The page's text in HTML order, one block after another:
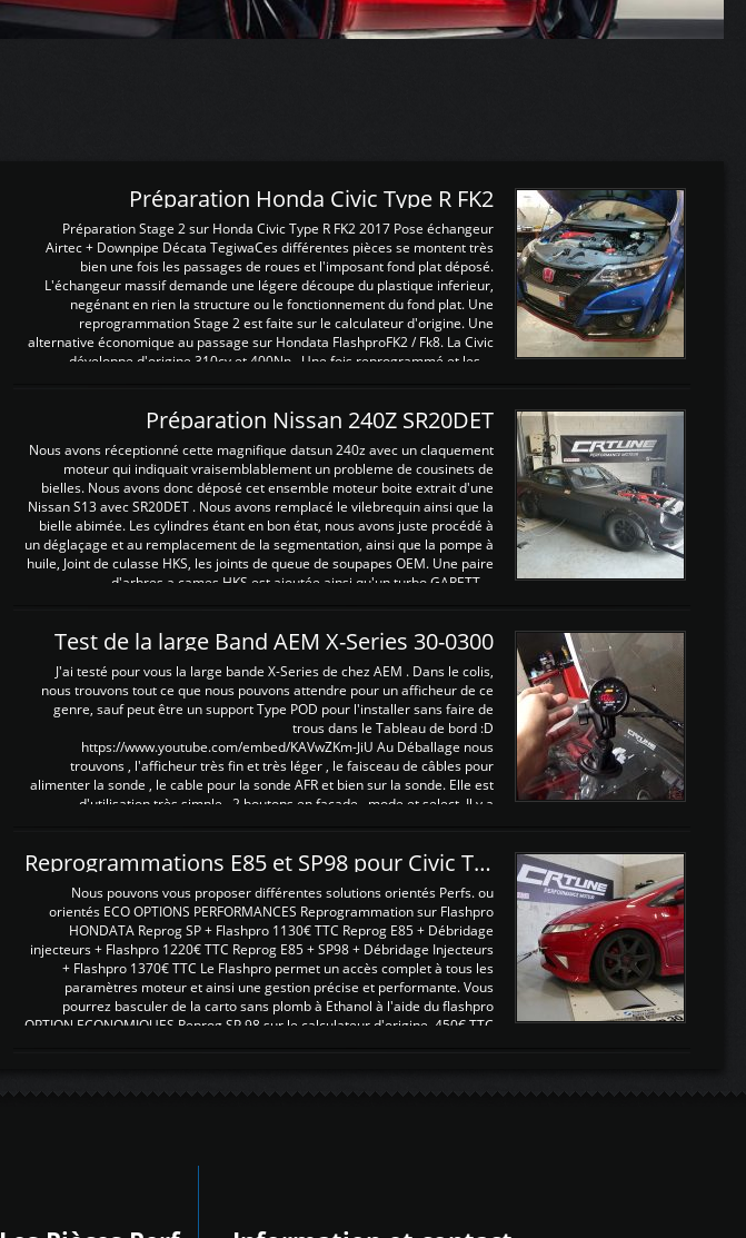
Préparation Honda Civic Type R FK2
Préparation Stage 2 sur Honda Civic Type R FK2 2017 Pose échangeur
Airtec + Downpipe Décata TegiwaCes différentes pièces se montent très
bien une fois les passages de roues et l'imposant fond plat déposé.
L'échangeur massif demande une légere découpe du plastique inferieur,
negénant en rien la structure ou le fonctionnement du fond plat. Une
reprogrammation Stage 2 est faite sur le calculateur d'origine. Une
alternative économique au passage sur Hondata FlashproFK2 / Fk8. La Civic
développe d'origine 310cv et 400Nn , Une fois reprogrammé et les ...
Préparation Nissan 240Z SR20DET
Nous avons réceptionné cette magnifique datsun 240z avec un claquement
moteur qui indiquait vraisemblablement un probleme de cousinets de
bielles. Nous avons donc déposé cet ensemble moteur boite extrait d'une
Nissan S13 avec SR20DET . Nous avons remplacé le vilebrequin ainsi que la
bielle abimée. Les cylindres étant en bon état, nous avons juste procédé à
un déglaçage et au remplacement de la segmentation, ainsi que la pompe à
huile, Joint de culasse HKS, les joints de queue de soupapes OEM. Une paire
d'arbres a cames HKS est ajoutée ainsi qu'un turbo GARETT ...
Test de la large Band AEM X-Series 30-0300
J'ai testé pour vous la large bande X-Series de chez AEM . Dans le colis,
nous trouvons tout ce que nous pouvons attendre pour un afficheur de ce
genre, sauf peut être un support Type POD pour l'installer sans faire de
trous dans le Tableau de bord :D
https://www.youtube.com/embed/KAVwZKm-JiU Au Déballage nous
trouvons , l'afficheur très fin et très léger , le faisceau de câbles pour
alimenter la sonde , le cable pour la sonde AFR et bien sur la sonde. Elle est
d'utilisation très simple , 2 boutons en façade , mode et select. Il y a
Reprogrammations E85 et SP98 pour Civic Type R FN2
Nous pouvons vous proposer différentes solutions orientés Perfs. ou
orientés ECO OPTIONS PERFORMANCES Reprogrammation sur Flashpro
HONDATA Reprog SP + Flashpro 1130€ TTC Reprog E85 + Débridage
injecteurs + Flashpro 1220€ TTC Reprog E85 + SP98 + Débridage Injecteurs
+ Flashpro 1370€ TTC Le Flashpro permet un accès complet à tous les
paramètres moteur et ainsi une gestion précise et performante. Vous
pourrez basculer de la carto sans plomb à Ethanol à l'aide du flashpro
OPTION ECONOMIQUES Reprog SP 98 sur le calculateur d'origine 450€ TTC